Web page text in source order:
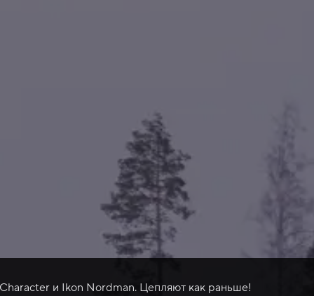
и Ikon Nordman. Цепляют как раньше!